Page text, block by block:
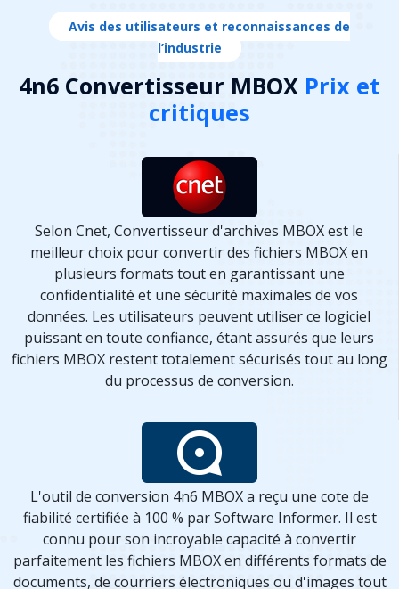
Avis des utilisateurs et reconnaissances de
l’industrie
4n6 Convertisseur MBOX Prix ​​et
critiques
Selon Cnet, Convertisseur d'archives MBOX est le
meilleur choix pour convertir des fichiers MBOX en
plusieurs formats tout en garantissant une
confidentialité et une sécurité maximales de vos
données. Les utilisateurs peuvent utiliser ce logiciel
puissant en toute confiance, étant assurés que leurs
fichiers MBOX restent totalement sécurisés tout au long
du processus de conversion.
L'outil de conversion 4n6 MBOX a reçu une cote de
fiabilité certifiée à 100 % par Software Informer. Il est
connu pour son incroyable capacité à convertir
parfaitement les fichiers MBOX en différents formats de
documents, de courriers électroniques ou d'images tout